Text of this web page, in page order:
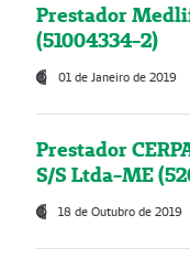
Prestador
(51004334-2)
01 de Janeiro de 2019
Prestador
S/S Ltda-ME
18 de Outubro de 2019